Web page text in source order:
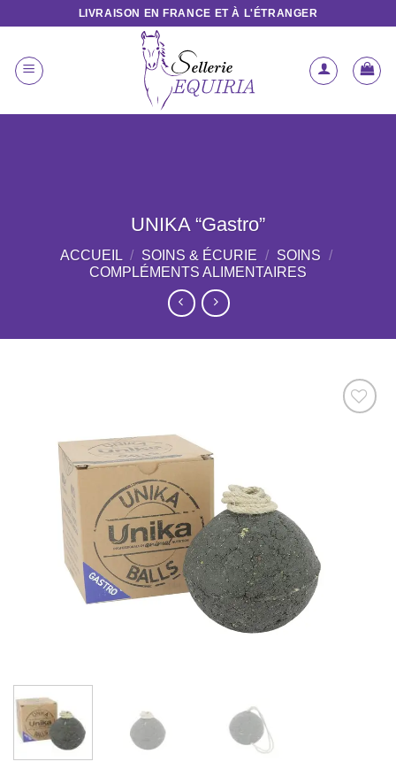
contenu
LIVRAISON EN FRANCE ET À L'ÉTRANGER
UNIKA “Gastro”
ACCUEIL / SOINS & ÉCURIE / SOINS /
COMPLÉMENTS ALIMENTAIRES